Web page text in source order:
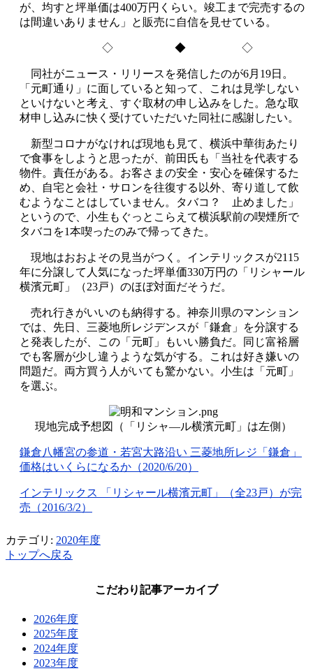
が、均すと坪単価は400万円くらい。竣工まで完売するの
は間違いありません」と販売に自信を見せている。
◇ ◆ ◇
同社がニュース・リリースを発信したのが6月19日。
「元町通り」に面していると知って、これは見学しない
といけないと考え、すぐ取材の申し込みをした。急な取
材申し込みに快く受けていただいた同社に感謝したい。
新型コロナがなければ現地も見て、横浜中華街あたり
で食事をしようと思ったが、前田氏も「当社を代表する
物件。責任がある。お客さまの安全・安心を確保するた
め、自宅と会社・サロンを往復する以外、寄り道して飲
むようなことはしていません。タバコ？ 止めました」
というので、小生もぐっとこらえて横浜駅前の喫煙所で
タバコを1本喫ったのみで帰ってきた。
現地はおおよその見当がつく。インテリックスが2115
年に分譲して人気になった坪単価330万円の「リシャール
横濱元町」（23戸）のほぼ対面だそうだ。
売れ行きがいいのも納得する。神奈川県のマンション
では、先日、三菱地所レジデンスが「鎌倉」を分譲する
と発表したが、この「元町」もいい勝負だ。同じ富裕層
でも客層が少し違うような気がする。これは好き嫌いの
問題だ。両方買う人がいても驚かない。小生は「元町」
を選ぶ。
現地完成予想図（「リシャ―ル横濱元町」は左側）
鎌倉八幡宮の参道・若宮大路沿い 三菱地所レジ「鎌倉」
価格はいくらになるか（2020/6/20）
インテリックス 「リシャール横濱元町」（全23戸）が完
売（2016/3/2）
カテゴリ: 2020年度
トップへ戻る
こだわり記事アーカイブ
2026年度
2025年度
2024年度
2023年度